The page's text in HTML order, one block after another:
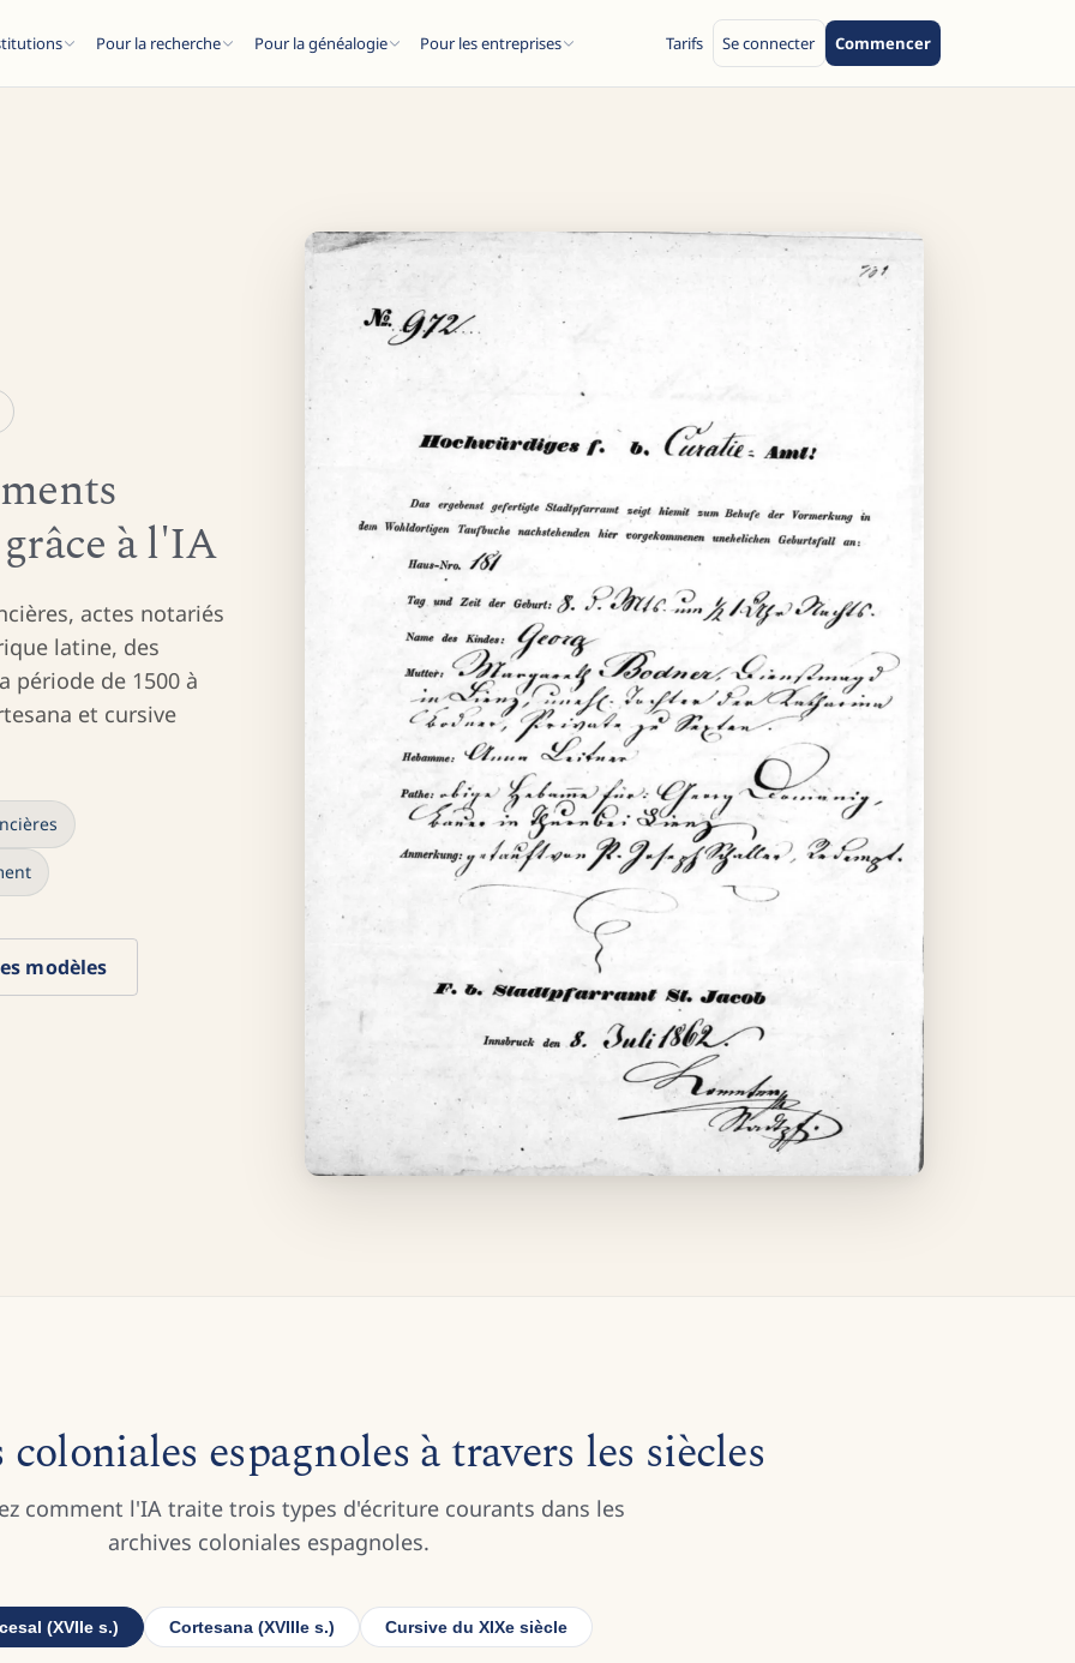
Pour la recherche Pour la généalogie Pour les entreprises Tarifs Se connecter Commencer
à l'IA
actes notariés
latine, des
période de 1500 à
et cursive
modèles
espagnoles à travers les siècles
comment l'IA traite trois types d'écriture courants dans les
archives coloniales espagnoles.
(XVIIe s.) Cortesana (XVIIIe s.) Cursive du XIXe siècle